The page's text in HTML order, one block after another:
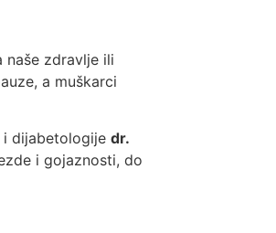
naše zdravlje ili
a muškarci
i dijabetologijedr.
i gojaznosti, do